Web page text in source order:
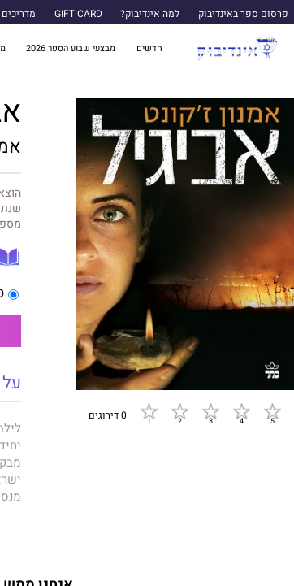
פרסום ספר באינדיבוק למה אינדיבוק? GIFT CARD מדריכים
חדשים מבצעי שבוע הספר 2026
0 דירוגים